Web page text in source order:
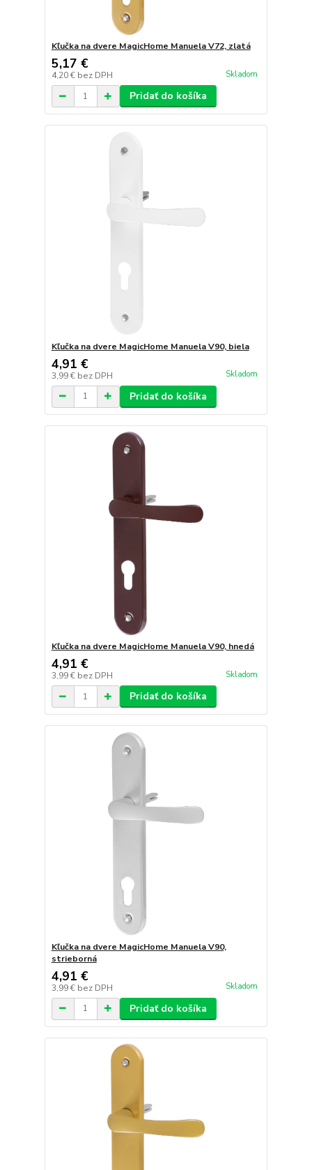
Kľučka na dvere MagicHome Manuela V72, zlatá
5,17 €
4,20 € bez DPH Skladom
Pridať do košíka
Kľučka na dvere MagicHome Manuela V90, biela
4,91 €
3,99 € bez DPH Skladom
Pridať do košíka
Kľučka na dvere MagicHome Manuela V90, hnedá
4,91 €
3,99 € bez DPH Skladom
Pridať do košíka
Kľučka na dvere MagicHome Manuela V90,
strieborná
4,91 €
3,99 € bez DPH Skladom
Pridať do košíka